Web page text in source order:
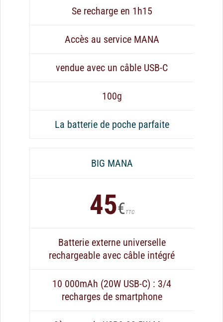
Se recharge en 1h15
Accès au service MANA
vendue avec un câble USB-C
100g
La batterie de poche parfaite
BIG MANA
45€ TTC
Batterie externe universelle
rechargeable avec câble intégré
10 000mAh (20W USB-C) : 3/4
recharges de smartphone